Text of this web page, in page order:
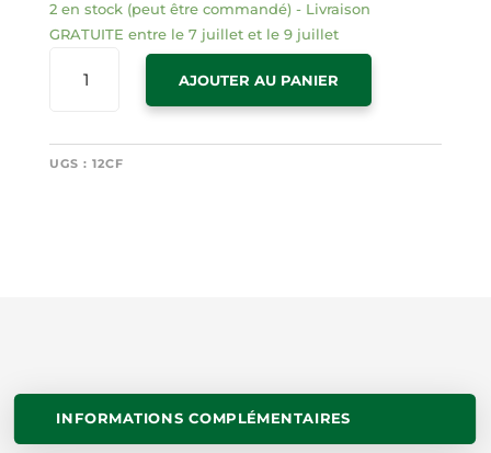
2 en stock (peut être commandé) - Livraison
GRATUITE entre le 7 juillet et le 9 juillet
COMPLET
AJOUTER AU PANIER
UGS : 12CF
INFORMATIONS COMPLÉMENTAIRES